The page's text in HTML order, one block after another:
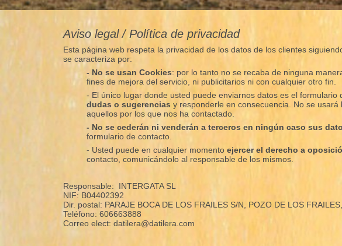
Aviso legal / Política de privacidad
Esta página web respeta la privacidad de los datos de los clientes
se caracteriza por:
- No se usan Cookies: por lo tanto no se recaba de ninguna
fines de mejora del servicio, ni publicitarios ni con cualquier otro fin.
- El único lugar donde usted puede enviarnos datos es el
dudas o sugerencias y responderle en consecuencia. No se
aquellos por los que nos ha contactado.
- No se cederán ni venderán a terceros en ningún caso sus
formulario de contacto.
- Usted puede en cualquier momento ejercer el derecho a
contacto, comunicándolo al responsable de los mismos.
Responsable: INTERGATA SL
NIF: B04402392
Dir. postal: PARAJE BOCA DE LOS FRAILES S/N, POZO DE LOS
Teléfono: 606663888
Correo elect: datilera@datilera.com